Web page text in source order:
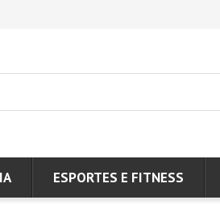
ESPORTES E FITNESS